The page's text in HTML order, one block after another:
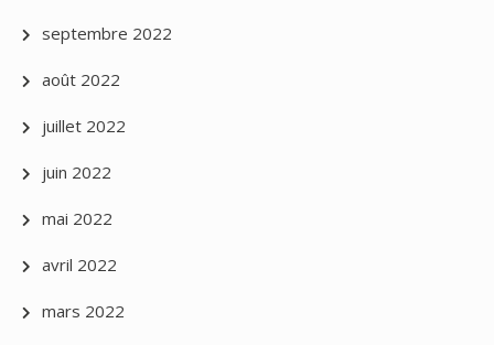
septembre 2022
août 2022
juillet 2022
juin 2022
mai 2022
avril 2022
mars 2022